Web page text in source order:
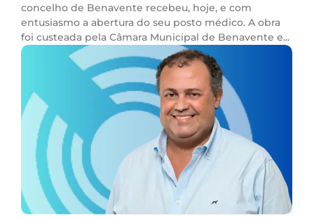
concelho de Benavente recebeu, hoje, e com
entusiasmo a abertura do seu posto médico. A obra
foi custeada pela Câmara Municipal de Benavente e...